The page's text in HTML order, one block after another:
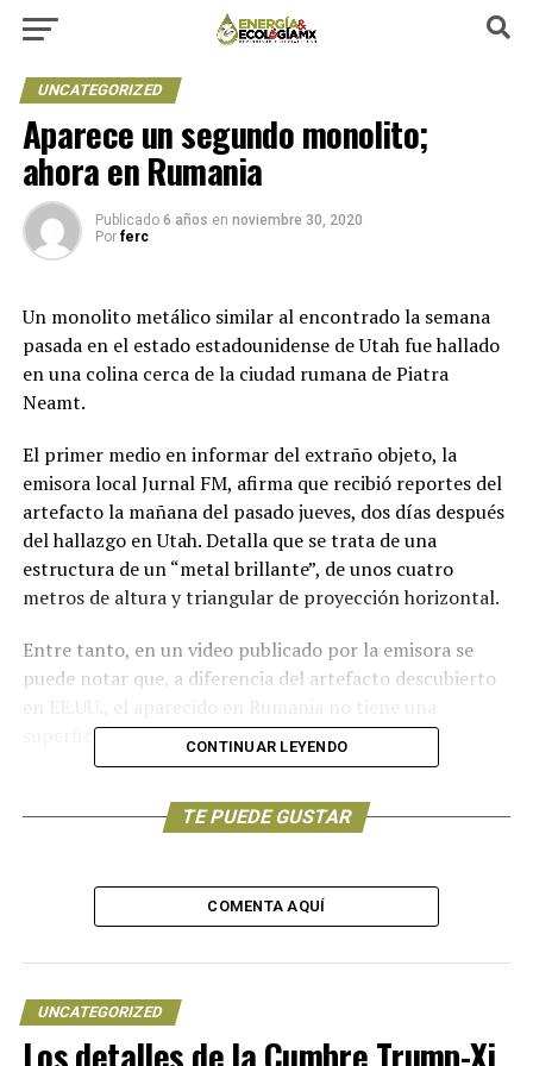
UNCATEGORIZED
Aparece un segundo monolito;
ahora en Rumania
Publicado 6 años en noviembre 30, 2020
Por ferc
Un monolito metálico similar al encontrado la semana
pasada en el estado estadounidense de Utah fue hallado
en una colina cerca de la ciudad rumana de Piatra
Neamt.
El primer medio en informar del extraño objeto, la
emisora local Jurnal FM, afirma que recibió reportes del
artefacto la mañana del pasado jueves, dos días después
del hallazgo en Utah. Detalla que se trata de una
estructura de un “metal brillante”, de unos cuatro
metros de altura y triangular de proyección horizontal.
Entre tanto, en un video publicado por la emisora se
puede notar que, a diferencia del artefacto descubierto
superficie lisa, sino está cubierto con un patrón.
monumento. No obstante, las autoridades ya han
“Comenzamos las comprobaciones […]. Es una
Dirección de Cultura y Patrimonio de la región de
Neamt, Rocsana Josanu, citada por el diario Adevarul.
CONTINUAR LEYENDO
TE PUEDE GUSTAR
COMENTA AQUÍ
UNCATEGORIZED
Los detalles de la Cumbre Trump-Xi